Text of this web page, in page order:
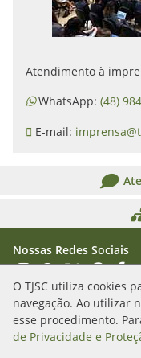
O TJSC utiliza cookies
navegação. Ao utilizar
esse procedimento.
de Privacidade e
Atendimento à
WhatsApp: (48)
E-mail:
Nossas Redes Sociais
Acessar Instagram
AcessarAcessar X
Rua Álvaro Millen da
Florianópolis/SC - CEP: